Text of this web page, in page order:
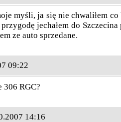
myśli, ja się nie chwaliłem
jechałem do
ze auto sprzedane.
09:22
306 RGC?
14:16